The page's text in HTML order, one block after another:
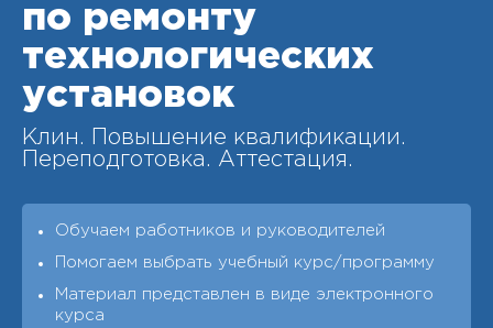
по ремонту
технологических
установок
Клин. Повышение квалификации.
Переподготовка. Аттестация.
Обучаем работников и руководителей
Помогаем выбрать учебный курс/программу
Материал представлен в виде электронного
курса